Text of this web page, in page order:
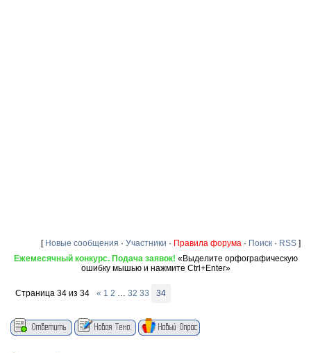
[ Новые сообщения · Участники · Правила форума · Поиск · RSS ]
Ежемесячный конкурс. Подача заявок! «Выделите орфографическую
ошибку мышью и нажмите Ctrl+Enter»
Страница 34 из 34 « 1 2 … 32 33 34